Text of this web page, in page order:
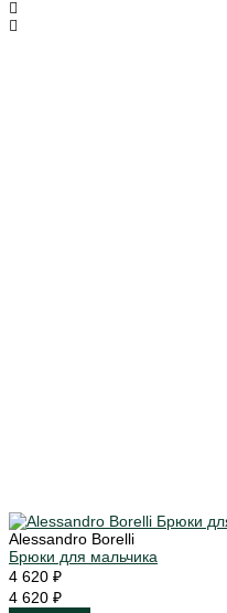
Alessandro Borelli
Брюки для мальчика
4 620 ₽
4 620 ₽